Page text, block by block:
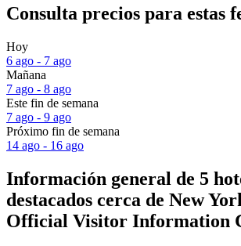
Consulta precios para estas
Hoy
6 ago - 7 ago
Mañana
7 ago - 8 ago
Este fin de semana
7 ago - 9 ago
Próximo fin de semana
14 ago - 16 ago
Información general de 5
destacados cerca de New
Official Visitor Information